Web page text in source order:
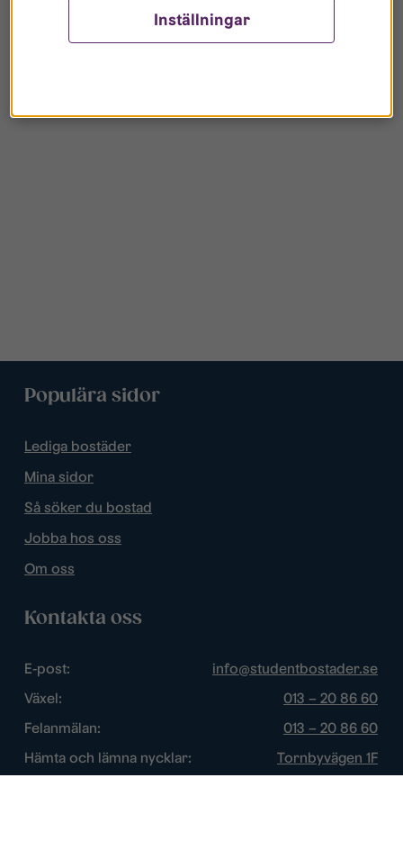
Populära sidor
Lediga bostäder
Mina sidor
Så söker du bostad
Jobba hos oss
Om oss
Kontakta oss
E-post:
info@studentbostader.se
Växel:
013 – 20 86 60
Felanmälan:
013 – 20 86 60
Hämta och lämna nycklar:
Tornbyvägen 1F
Inställningar